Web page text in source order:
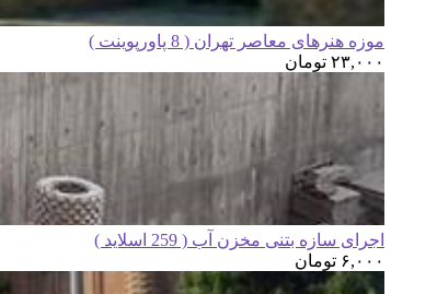
موزه هنرهای معاصر تهران ( 8 پاورپوینت )
۲۳,۰۰۰ تومان
اجرای سازه بتنی مخزن آب ( 259 اسلاید )
۶,۰۰۰ تومان